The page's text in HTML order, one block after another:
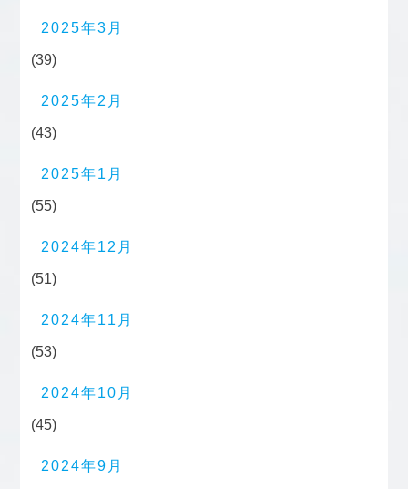
2025年3月
(39)
2025年2月
(43)
2025年1月
(55)
2024年12月
(51)
2024年11月
(53)
2024年10月
(45)
2024年9月